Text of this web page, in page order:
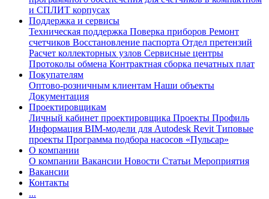
и СПЛИТ корпусах
Поддержка и сервисы
Техническая поддержка Поверка приборов Ремонт
счетчиков Восстановление паспорта Отдел претензий
Расчет коллекторных узлов Сервисные центры
Протоколы обмена Контрактная сборка печатных плат
Покупателям
Оптово-розничным клиентам Наши объекты
Документация
Проектировщикам
Личный кабинет проектировщика Проекты Профиль
Информация BIM-модели для Autodesk Revit Типовые
проекты Программа подбора насосов «Пульсар»
О компании
О компании Вакансии Новости Статьи Мероприятия
Вакансии
Контакты
...